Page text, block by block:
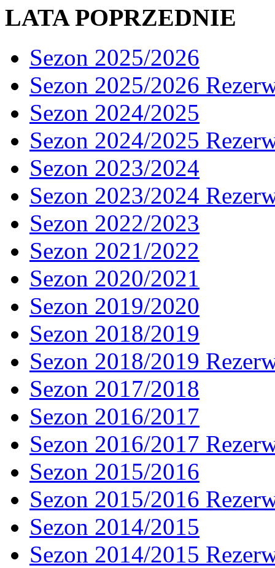
LATA POPRZEDNIE
Sezon 2025/2026
Sezon 2025/2026
Sezon 2024/2025
Sezon 2024/2025
Sezon 2023/2024
Sezon 2023/2024
Sezon 2022/2023
Sezon 2021/2022
Sezon 2020/2021
Sezon 2019/2020
Sezon 2018/2019
Sezon 2018/2019
Sezon 2017/2018
Sezon 2016/2017
Sezon 2016/2017
Sezon 2015/2016
Sezon 2015/2016
Sezon 2014/2015
Sezon 2014/2015